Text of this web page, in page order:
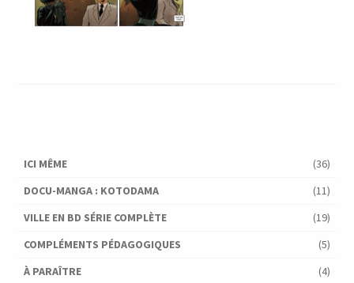
ICI MÊME
(36)
DOCU-MANGA : KOTODAMA
(11)
VILLE EN BD SÉRIE COMPLÈTE
(19)
COMPLÉMENTS PÉDAGOGIQUES
(5)
À PARAÎTRE
(4)